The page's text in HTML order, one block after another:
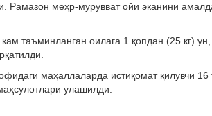
Рамазон меҳр-мурувват ойи эканини
таъминланган оилага 1 қопдан (25 кг)
маҳаллаларда истиқомат қилувчи 16
улашилди.